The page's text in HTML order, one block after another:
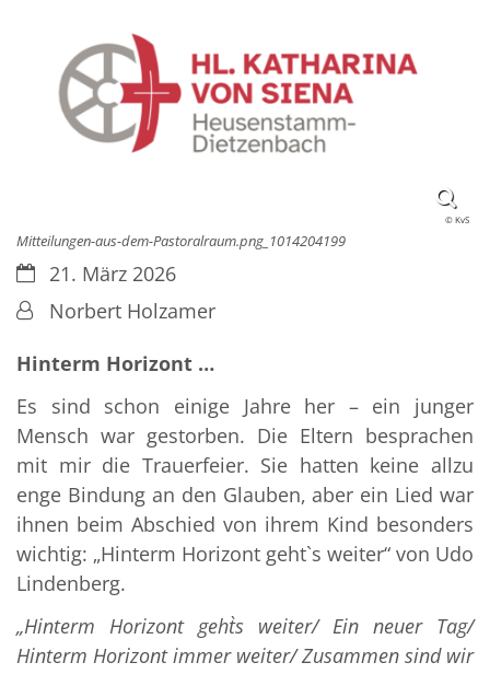
© KvS
Mitteilungen-aus-dem-Pastoralraum.png_1014204199
Datum:21. März 2026
Von:Norbert Holzamer
Hinterm Horizont …
Es sind schon einige Jahre her – ein junger
Mensch war gestorben. Die Eltern besprachen
mit mir die Trauerfeier. Sie hatten keine allzu
enge Bindung an den Glauben, aber ein Lied war
ihnen beim Abschied von ihrem Kind besonders
wichtig: „Hinterm Horizont geht`s weiter“ von Udo
Lindenberg.
„Hinterm Horizont geht`s weiter/ Ein neuer Tag/
Hinterm Horizont immer weiter/ Zusammen sind wir